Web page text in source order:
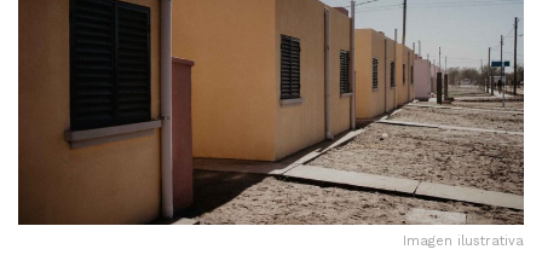
Imagen ilustrativa